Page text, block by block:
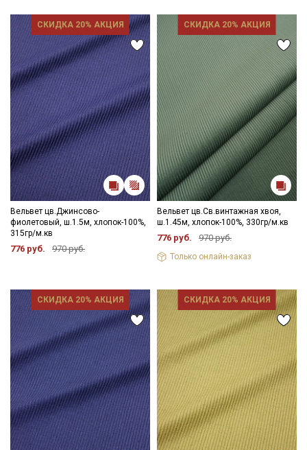
СКИДКА 20% АКЦИЯ
Вельвет цв.Джинсово-
фиолетовый, ш.1.5м, хлопок-100%,
315гр/м.кв
776 руб. 970 руб.
СКИДКА 20% АКЦИЯ
Вельвет цв.Св.винтажная хвоя,
ш.1.45м, хлопок-100%, 330гр/м.кв
776 руб. 970 руб.
Только онлайн-заказ
СКИДКА 20% АКЦИЯ СКИДКА 20% АКЦИЯ